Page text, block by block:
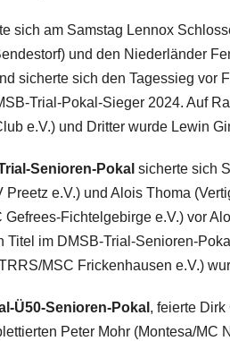
sich am Samstag Lennox
und den Niederländer
sicherte sich den Tagessieg vor
Trial-Pokal-Sieger 2024. Auf
e.V.) und Dritter wurde Lewin
Senioren-Pokal sicherte sich
Preetz e.V.) und Alois Thoma
Fichtelgebirge e.V.) vor
Titel im DMSB-Trial-Senioren-
MSC Frickenhausen e.V.)
Ü50-Senioren-Pokal , feierte
Peter Mohr (Montesa/MC